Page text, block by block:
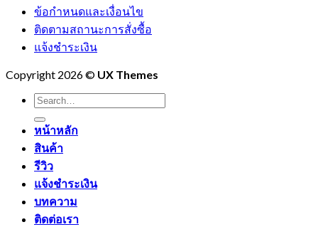
ข้อกำหนดและเงื่อนไข
ติดตามสถานะการสั่งซื้อ
แจ้งชำระเงิน
Copyright 2026 © UX Themes
Search
for:
หน้าหลัก
สินค้า
รีวิว
แจ้งชำระเงิน
บทความ
ติดต่อเรา